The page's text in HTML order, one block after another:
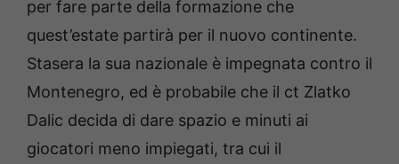
per fare parte della formazione che
quest’estate partirà per il nuovo continente.
Stasera la sua nazionale è impegnata contro il
Montenegro, ed è probabile che il ct Zlatko
Dalic decida di dare spazio e minuti ai
giocatori meno impiegati, tra cui il